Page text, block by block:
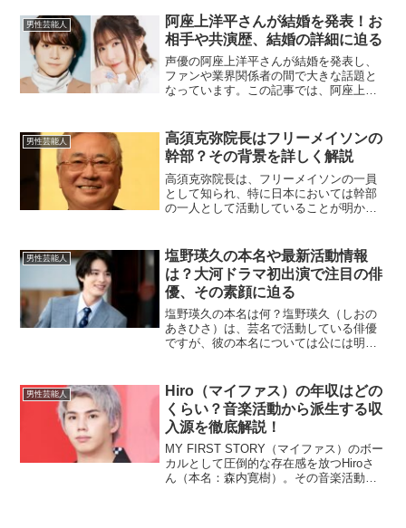
性のある証拠はなく、噂にとどまってい
ます【32】【33】。ま...
男性芸能人
阿座上洋平さんが結婚を発表！お
相手や共演歴、結婚の詳細に迫る
声優の阿座上洋平さんが結婚を発表し、
ファンや業界関係者の間で大きな話題と
なっています。この記事では、阿座上さ
す。阿座上さんと大和田さんのこれまで
の活動や二人の関係性につ...
男性芸能人
高須克弥院長はフリーメイソンの
幹部？その背景を詳しく解説
高須克弥院長は、フリーメイソンの一員
として知られ、特に日本においては幹部
の一人として活動していることが明かさ
なったのか、またその活動内容や背景に
ついて詳しく見ていきます...
男性芸能人
塩野瑛久の本名や最新活動情報
は？大河ドラマ初出演で注目の俳
優、その素顔に迫る
塩野瑛久の本名は何？塩野瑛久（しおの
あきひさ）は、芸名で活動している俳優
ですが、彼の本名については公には明か
で親しまれてきました。大河ドラマに初
出演！その役どころは？...
男性芸能人
Hiro（マイファス）の年収はどの
くらい？音楽活動から派生する収
入源を徹底解説！
MY FIRST STORY（マイファス）のボー
カルとして圧倒的な存在感を放つHiroさ
ん（本名：森内寛樹）。その音楽活動を